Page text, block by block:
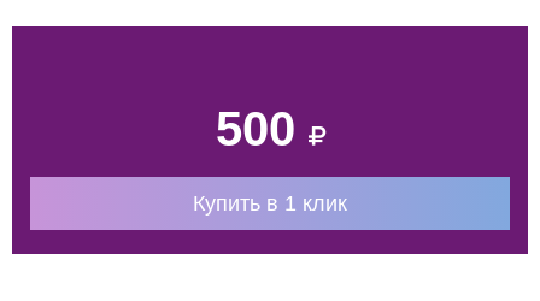
500
Купить в 1 клик